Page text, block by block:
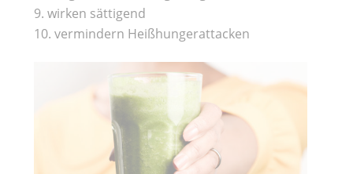
wirken sättigend
vermindern Heißhungerattacken